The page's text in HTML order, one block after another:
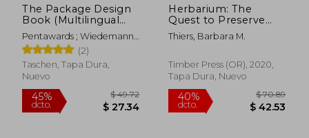
40%
dcto.
The Package Design
Book (Multilingual
Edition) (en Inglés)
Pentawards ; Wiedemann,
Julius
(2)
Taschen, Tapa Dura,
Nuevo
Herbarium: The
Quest to Preserve
and Classify the
World'S Plants (en
Thiers, Barbara M.
Timber Press (OR), 2020,
Tapa Dura, Nuevo